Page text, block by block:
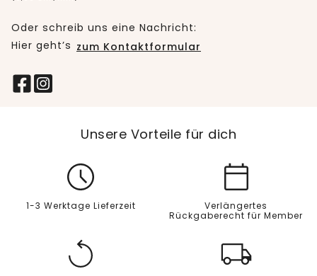
Oder schreib uns eine Nachricht:
Hier geht’s zum Kontaktformular
Unsere Vorteile für dich
1-3 Werktage Lieferzeit
Verlängertes
Rückgaberecht für Member